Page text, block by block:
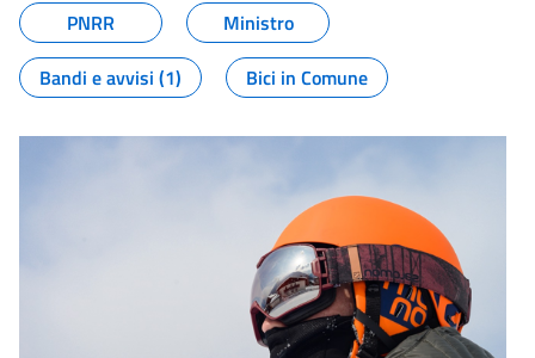
PNRR
Ministro
Bandi e avvisi (1)
Bici in Comune